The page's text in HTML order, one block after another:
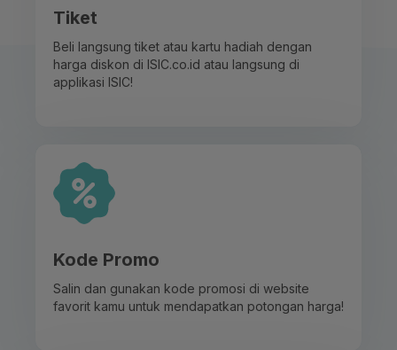
Tiket
Beli langsung tiket atau kartu hadiah dengan
harga diskon di ISIC.co.id atau langsung di
applikasi ISIC!
Kode Promo
Salin dan gunakan kode promosi di website
favorit kamu untuk mendapatkan potongan harga!